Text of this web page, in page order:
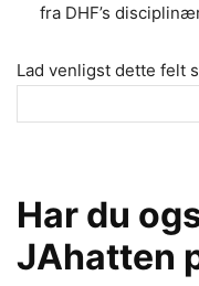
fra DHF’s
Lad venligst dette felt
Har du
JAhatten